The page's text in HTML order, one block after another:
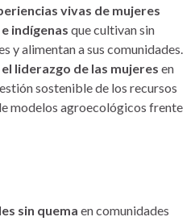
vivas de mujeres
indígenas que cultivan sin
y alimentan a sus comunidades.
liderazgo de las mujeres en
sostenible de los recursos
modelos agroecológicos frente
sin quema en comunidades